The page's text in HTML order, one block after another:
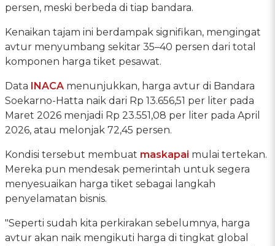
persen, meski berbeda di tiap bandara.
Kenaikan tajam ini berdampak signifikan, mengingat
avtur menyumbang sekitar 35–40 persen dari total
komponen harga tiket pesawat.
Data INACA menunjukkan, harga avtur di Bandara
Soekarno-Hatta naik dari Rp 13.656,51 per liter pada
Maret 2026 menjadi Rp 23.551,08 per liter pada April
2026, atau melonjak 72,45 persen.
Kondisi tersebut membuat maskapai mulai tertekan.
Mereka pun mendesak pemerintah untuk segera
menyesuaikan harga tiket sebagai langkah
penyelamatan bisnis.
"Seperti sudah kita perkirakan sebelumnya, harga
avtur akan naik mengikuti harga di tingkat global